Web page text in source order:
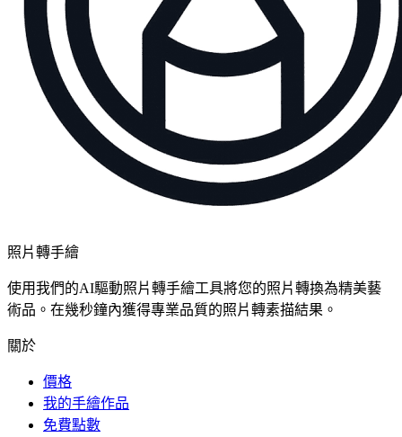
照片轉手繪
使用我們的AI驅動照片轉手繪工具將您的照片轉換為精美藝
術品。在幾秒鐘內獲得專業品質的照片轉素描結果。
關於
價格
我的手繪作品
免費點數